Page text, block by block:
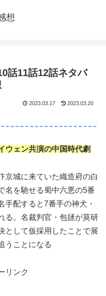
想
話11話12話ネタバ
2023.03.17 2023.03.20
ウェン共演の中国時代劇
京城に来ていた織造府の白
名を馳せる蜀中六悪の5番
手配すると7番手の神犬・
る。名裁判官・包拯が莫研
として仮採用したことで展
うことになる
リンク